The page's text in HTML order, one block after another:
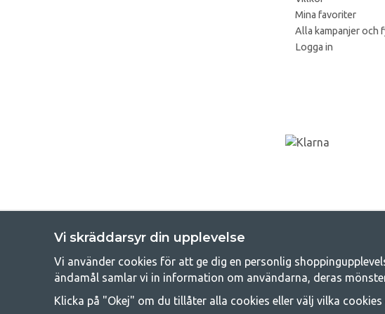
Mina favoriter
Alla kampanjer och
Logga in
råd med att campa så därför erbjuder vi riktigt bra priser på familjetält,
Vi skräddarsyr din upplevelse
Vi använder cookies för att ge dig en personlig
ändamål samlar vi in information om användarna, deras
Klicka på "Okej" om du tillåter alla cookies eller välj vilka